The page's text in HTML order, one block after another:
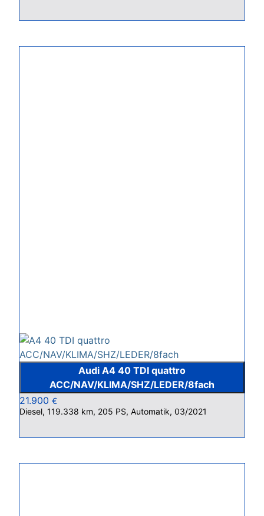
Audi A4 40 TDI quattro
ACC/NAV/KLIMA/SHZ/LEDER/8fach
21.900 €
Diesel, 119.338 km, 205 PS, Automatik, 03/2021